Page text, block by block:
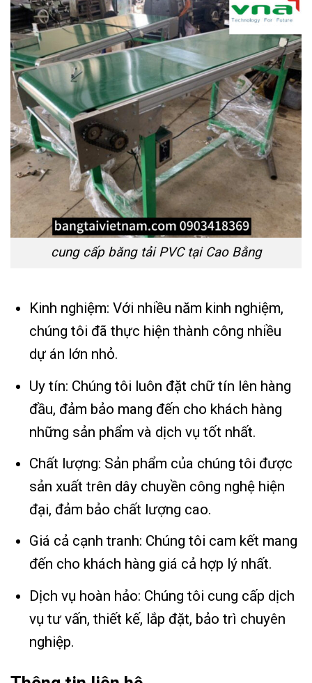
cung cấp băng tải PVC tại Cao Bằng
Kinh nghiệm: Với nhiều năm kinh nghiệm,
chúng tôi đã thực hiện thành công nhiều
dự án lớn nhỏ.
Uy tín: Chúng tôi luôn đặt chữ tín lên hàng
đầu, đảm bảo mang đến cho khách hàng
những sản phẩm và dịch vụ tốt nhất.
Chất lượng: Sản phẩm của chúng tôi được
sản xuất trên dây chuyền công nghệ hiện
đại, đảm bảo chất lượng cao.
Giá cả cạnh tranh: Chúng tôi cam kết mang
đến cho khách hàng giá cả hợp lý nhất.
Dịch vụ hoàn hảo: Chúng tôi cung cấp dịch
vụ tư vấn, thiết kế, lắp đặt, bảo trì chuyên
nghiệp.